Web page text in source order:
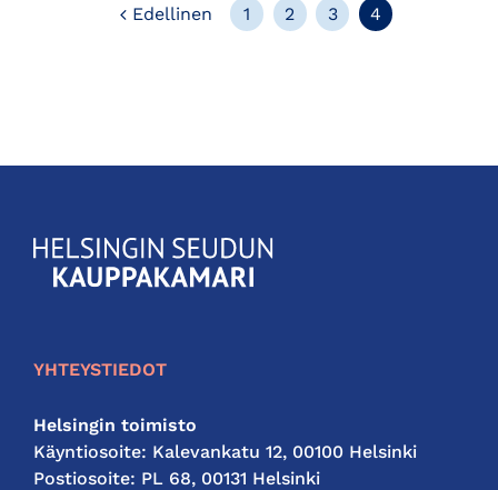
EdellinenEdellinen
1 2 3 4
KauppakamariHelsingin
seudun
YHTEYSTIEDOT
Helsingin toimisto
Käyntiosoite: Kalevankatu 12, 00100 Helsinki
Postiosoite: PL 68, 00131 Helsinki